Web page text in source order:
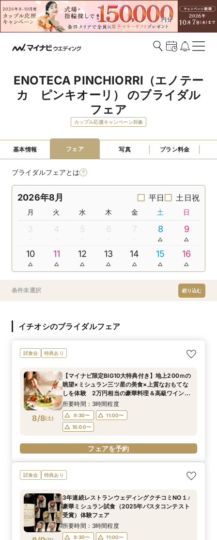
ENOTECA PINCHIORRI（エノテー
カ　ピンキオーリ） のブライダル
フェア
カップル応援キャンペーン対象
基本情報 フェア 写真 プラン料金
ブライダルフェアとは
2026年8月 平日 土日祝
月 火 水 木 金 土 日
3 4 5 6 7 8 9
10 11 12 13 14 15 16
条件未選択 絞り込む
イチオシのブライダルフェア
試食会 特典あり
8/8(土)
【マイナビ限定BIG10大特典付き】地上200ｍの
眺望×ミシュラン三ツ星の美食×上質なおもてな
しを体験 2万円相当の豪華料理＆高級ワインの
マリアージュご試食付きフェア
所要時間：3時間程度
9:30〜
11:00〜
16:00〜
フェアを予約
試食会 特典あり
3年連続レストランウェディングクチコミNO１♪
豪華ミシュラン試食（2025年パスタコンテスト
受賞）体験フェア
所要時間：3時間程度
9:30〜
11:00〜